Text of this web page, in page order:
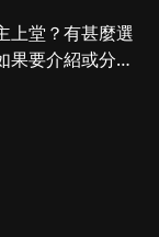
上堂？有甚麼選
果要介紹或分